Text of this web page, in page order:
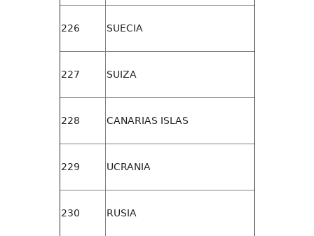
226 SUECIA
227 SUIZA
228 CANARIAS ISLAS
229 UCRANIA
230 RUSIA